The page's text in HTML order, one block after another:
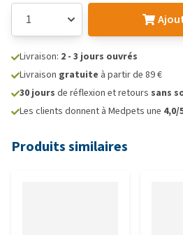
Livraison: 2 - 3 jours ouvrés
Livraison gratuite à partir de 89 €
30 jours de réflexion et retours sans
Les clients donnent à Medpets une 4,0/
Produits similaires